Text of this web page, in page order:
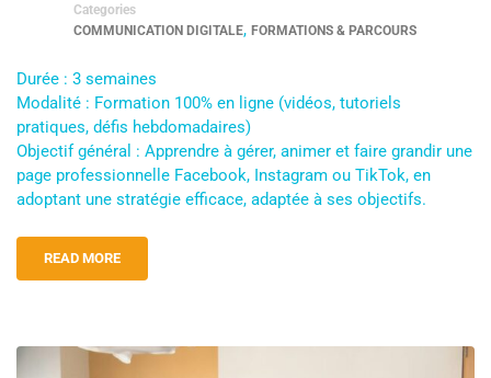
Categories
COMMUNICATION DIGITALE, FORMATIONS & PARCOURS
Durée : 3 semaines
Modalité : Formation 100% en ligne (vidéos, tutoriels
pratiques, défis hebdomadaires)
Objectif général : Apprendre à gérer, animer et faire grandir une
page professionnelle Facebook, Instagram ou TikTok, en
adoptant une stratégie efficace, adaptée à ses objectifs.
READ MORE